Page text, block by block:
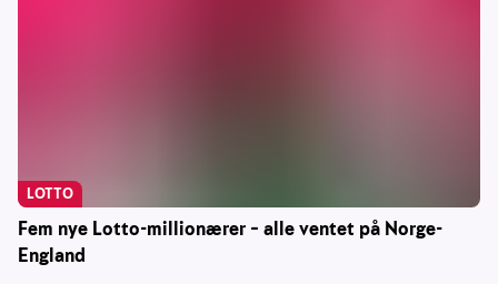
Fem nye Lotto-millionærer – alle ventet på Norge-
England
LOTTO